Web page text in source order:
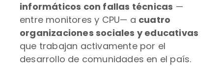
informáticos con fallas técnicas —
entre monitores y CPU— a cuatro
organizaciones sociales y educativas
que trabajan activamente por el
desarrollo de comunidades en el país.